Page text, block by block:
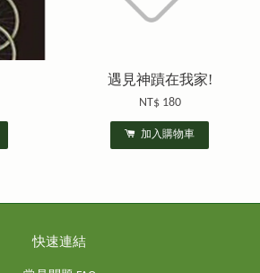
遇見神蹟在我家!
NT$ 180
加入購物車
快速連結